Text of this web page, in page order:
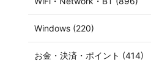
Windows (220)
お金・決済・ポイント (414)